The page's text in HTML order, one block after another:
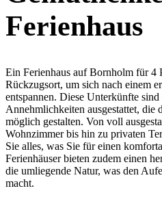
Ferienhaus
Ein Ferienhaus auf Bornholm für 4
Rückzugsort, um sich nach einem
entspannen. Diese Unterkünfte
Annehmlichkeiten ausgestattet, die
möglich gestalten. Von voll
Wohnzimmer bis hin zu privaten
Sie alles, was Sie für einen
Ferienhäuser bieten zudem einen
die umliegende Natur, was den
macht.